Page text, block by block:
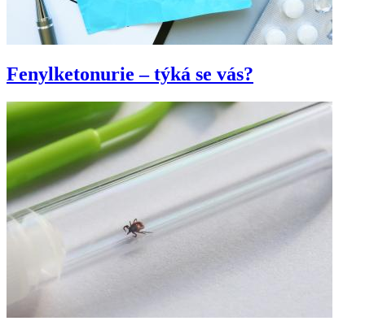
Fenylketonurie – týká se vás?